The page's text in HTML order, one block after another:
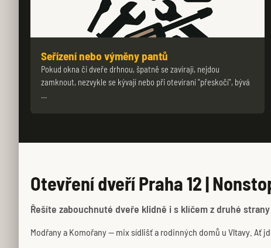
Seřízení nebo výměny pantů
Pokud okna či dveře drhnou, špatně se zavírají, nejdou
zamknout, nezvykle se kývají nebo při otevíraní "přeskočí", bývá
…
Otevření dveří Praha 12 |
Řešíte zabouchnuté dveře klidně i s klíčem z druhé
Modřany a Komořany — mix sídlišť a rodinných domů u Vltavy. Ať